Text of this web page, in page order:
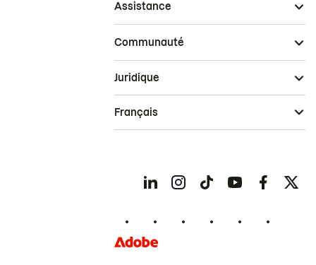
Assistance
Communauté
Juridique
Français